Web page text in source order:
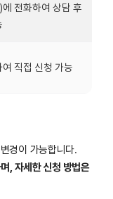
전화하여 상담 후
직접 신청 가능
경이 가능합니다.
, 자세한 신청 방법은